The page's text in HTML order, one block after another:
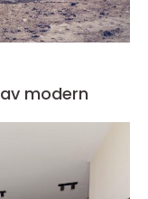
modern